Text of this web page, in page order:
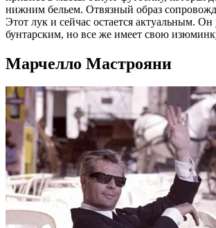
нижним бельем. Отвязный образ
Этот лук и сейчас остается актуальным. Он
бунтарским, но все же имеет свою
Марчелло Мастрояни